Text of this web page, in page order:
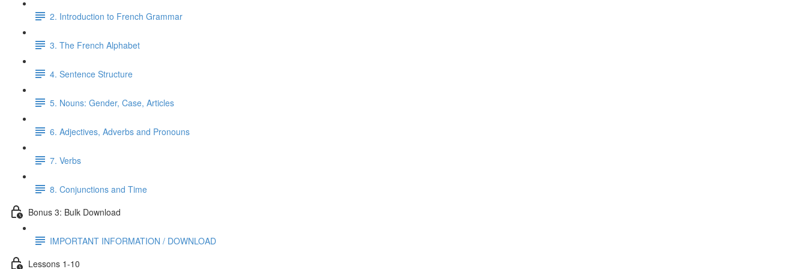
2. Introduction to French Grammar
3. The French Alphabet
4. Sentence Structure
5. Nouns: Gender, Case, Articles
6. Adjectives, Adverbs and Pronouns
7. Verbs
8. Conjunctions and Time
Bonus 3: Bulk Download
IMPORTANT INFORMATION / DOWNLOAD
Lessons 1-10